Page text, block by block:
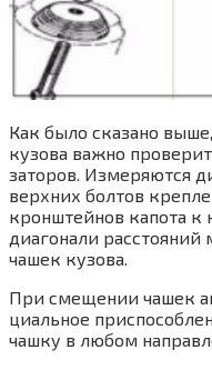
Как было ска­за­но
кузо­ва важ­но
за­то­ров. Изме­ря­ют­ся
верх­них бол­тов
крон­штей­нов капо­та к
диа­го­на­ли
чашек кузова.
При сме­ще­нии чашек
ци­аль­ное
чаш­ку в любом